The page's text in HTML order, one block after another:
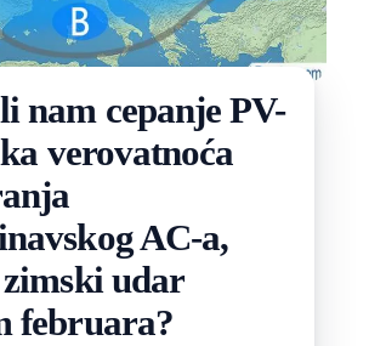
nam cepanje PV-
verovatnoća
AC-a,
udar
februara?